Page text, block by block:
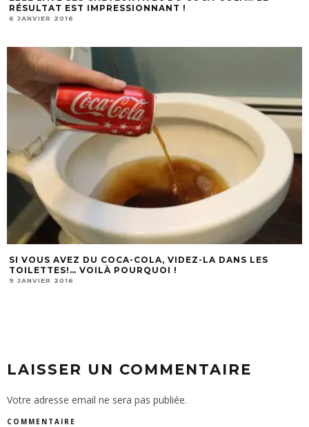
RÉSULTAT EST IMPRESSIONNANT !
6 JANVIER 2016
SI VOUS AVEZ DU COCA-COLA, VIDEZ-LA DANS LES
TOILETTES!… VOILÀ POURQUOI !
9 JANVIER 2016
LAISSER UN COMMENTAIRE
Votre adresse email ne sera pas publiée.
COMMENTAIRE